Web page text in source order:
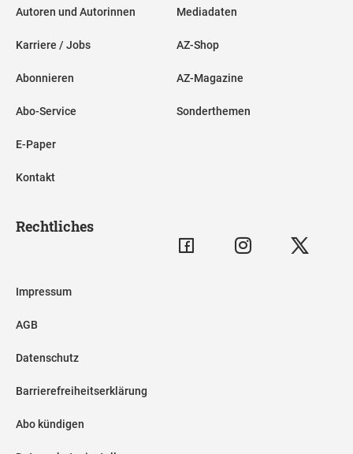
Autoren und Autorinnen
Karriere / Jobs
Abonnieren
Abo-Service
E-Paper
Kontakt
Mediadaten
AZ-Shop
AZ-Magazine
Sonderthemen
Rechtliches
Impressum
AGB
Datenschutz
Barrierefreiheitserklärung
Abo kündigen